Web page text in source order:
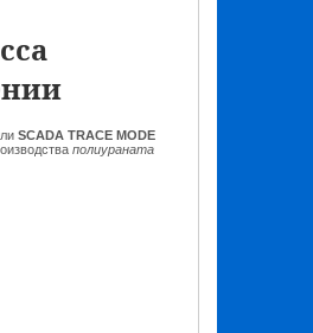
SCADA TRACE MODE
полиураната